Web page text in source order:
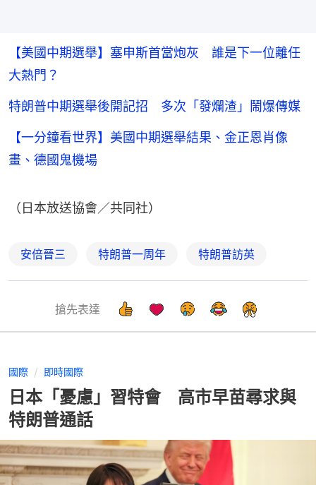
【美國中期選舉】塞申斯首當炮灰 誰是下一位離任
大熱門？
特朗普中期選舉後開記招 多次「發爛渣」鬧爆傳媒
【一分鐘看世界】美國中期選舉結果、金正恩肖像
畫、德國鬼機場
（日本放送協會／共同社）
安倍晉三 特朗普一周年 特朗普訪英
搶先表達
國際 即時國際
日本「憂慮」習特會 高市早苗尋求與
特朗普通話